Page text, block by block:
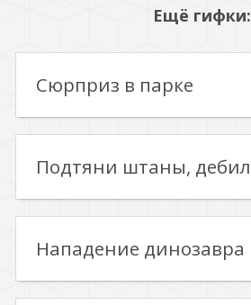
Ещё гифки:
Сюрприз в парке
Подтяни штаны, дебил
Нападение динозавра